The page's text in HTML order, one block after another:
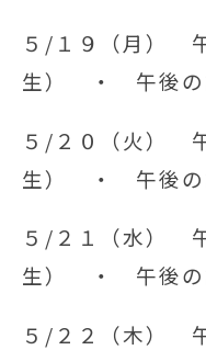
５/１９（月）
生） ・ 午後の
５/２０（火）
生） ・ 午後の
５/２１（水）
生） ・ 午後の
５/２２（木）